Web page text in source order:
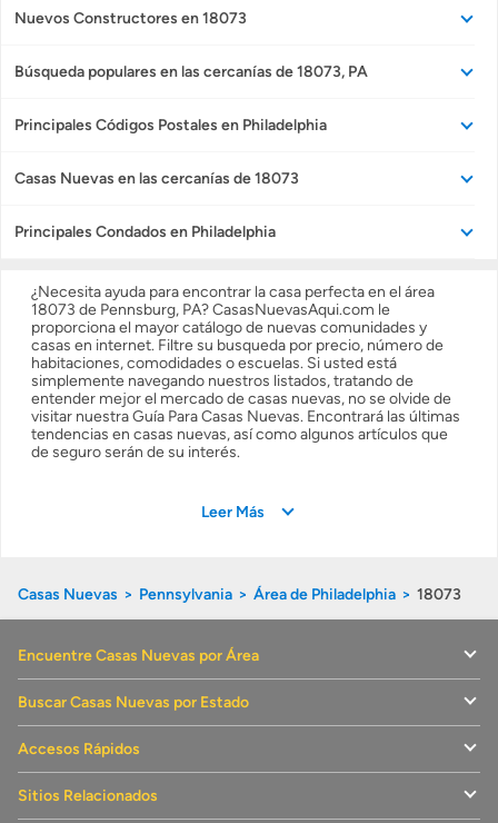
Obtener ofertas por mi casa
Nuevos Constructores en 18073
Búsqueda populares en las cercanías de 18073, PA
Principales Códigos Postales en Philadelphia
Casas Nuevas en las cercanías de 18073
Principales Condados en Philadelphia
¿Necesita ayuda para encontrar la casa perfecta en el área
18073 de Pennsburg, PA? CasasNuevasAqui.com le
proporciona el mayor catálogo de nuevas comunidades y
casas en internet. Filtre su busqueda por precio, número de
habitaciones, comodidades o escuelas. Si usted está
simplemente navegando nuestros listados, tratando de
entender mejor el mercado de casas nuevas, no se olvide de
visitar nuestra Guía Para Casas Nuevas. Encontrará las últimas
tendencias en casas nuevas, así como algunos artículos que
de seguro serán de su interés.
Leer Más
Casas Nuevas Pennsylvania Área de Philadelphia 18073
Encuentre Casas Nuevas por Área
Buscar Casas Nuevas por Estado
Accesos Rápidos
Sitios Relacionados